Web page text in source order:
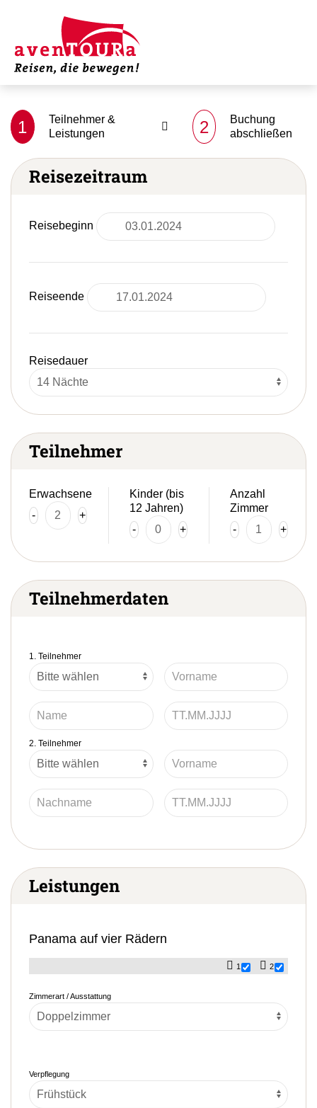
1
Teilnehmer &
Leistungen
2
Buchung
abschließen
Reisezeitraum
Reisebeginn
Reiseende
Reisedauer
Teilnehmer
Erwachsene
-
+
Kinder (bis
12 Jahren)
-
+
Anzahl
Zimmer
-
+
Teilnehmerdaten
1. Teilnehmer
2. Teilnehmer
Leistungen
Panama auf vier Rädern
1 2
Zimmerart / Ausstattung
Verpflegung